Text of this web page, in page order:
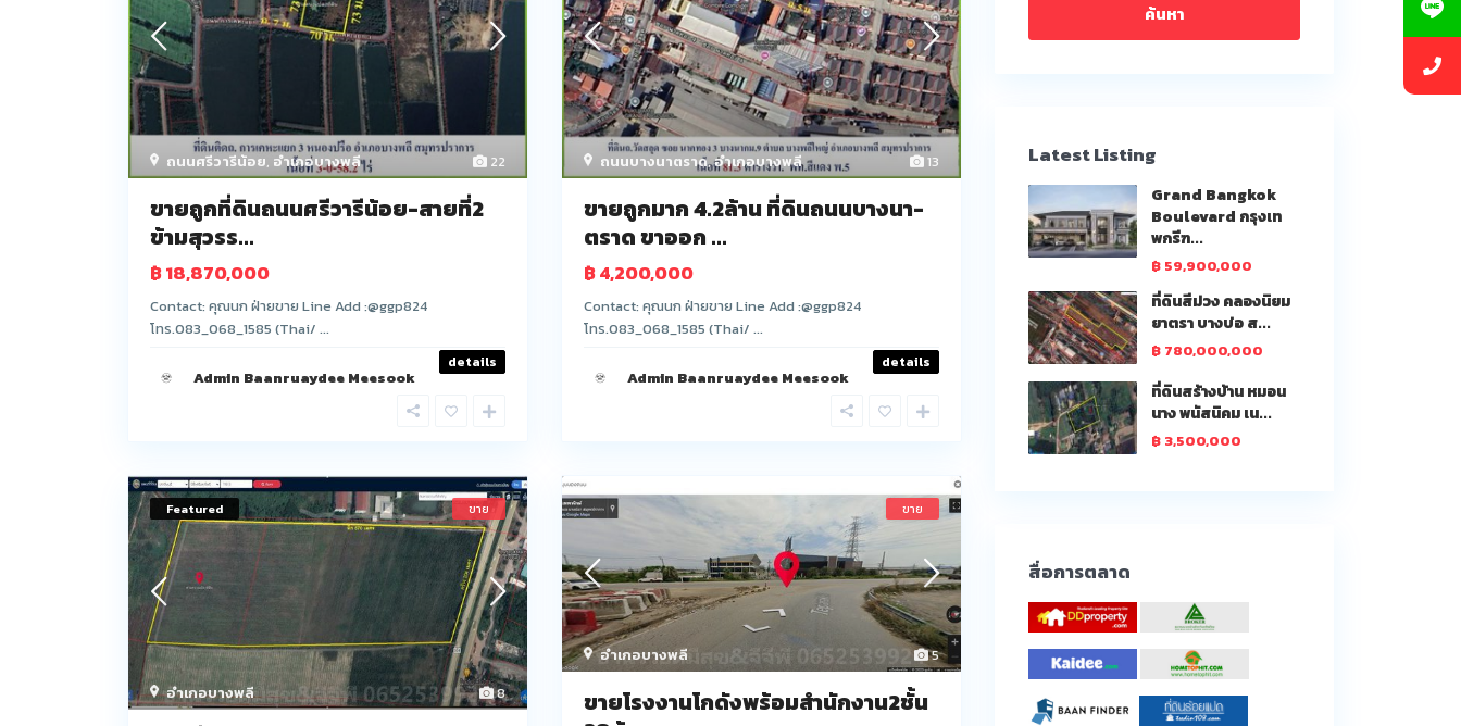
22
ถนนศรีวารีน้อย, อำเภอบางพลี
ขายถูกที่ดินถนนศรีวารีน้อย-สายที่2
ข้ามสุวรร...
฿ 18,870,000
Contact: คุณนก ฝ่ายขาย Line Add :@ggp824
โทร.083_068_1585 (Thai/ ...
details
Admin Baanruaydee Meesook
13
ถนนบางนาตราด,อำเภอบางพลี
ขายถูกมาก 4.2ล้าน ที่ดินถนนบางนา-
ตราด ขาออก ...
฿ 4,200,000
Contact: คุณนก ฝ่ายขาย Line Add :@ggp824
โทร.083_068_1585 (Thai/ ...
details
Admin Baanruaydee Meesook
8
อำเภอบางพลี
Featured ขาย
5
อำเภอบางพลี
ขาย
ขายโรงงานโกดังพร้อมสำนักงาน2ชั้น
ค้นหา
Latest Listing
Grand Bangkok
Boulevard กรุงเท
พกรีฑ...
฿ 59,900,000
ที่ดินสีม่วง คลองนิยม
ยาตรา บางบ่อ ส...
฿ 780,000,000
ที่ดินสร้างบ้าน หมอน
นาง พนัสนิคม เน...
฿ 3,500,000
สื่อการตลาด